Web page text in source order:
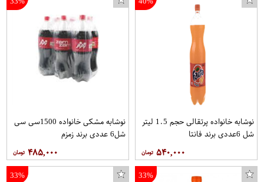
نوشابه خانواده پرتقالی حجم 1.5 لیتر
شل 6عددی برند فانتا
۵۴۰,۰۰۰
نوشابه مشکی خانواده 1500سی سی
شل6 عددی برند زمزم
۴۸۵,۰۰۰
33%
33%